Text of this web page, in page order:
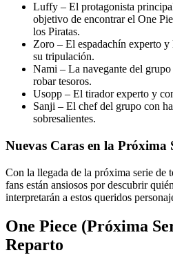
Luffy – El protagonista
objetivo de encontrar el One
los Piratas.
Zoro – El espadachín experto
su tripulación.
Nami – La navegante del
robar tesoros.
Usopp – El tirador experto y
Sanji – El chef del grupo con
sobresalientes.
Nuevas Caras en la Próxima
Con la llegada de la próxima serie de
fans están ansiosos por descubrir
interpretarán a estos queridos
One Piece (Próxima
Reparto